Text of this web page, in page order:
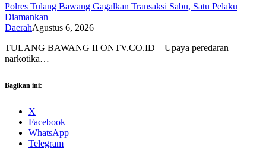
Polres Tulang Bawang Gagalkan Transaksi Sabu, Satu Pelaku
Diamankan
DaerahAgustus 6, 2026
TULANG BAWANG II ONTV.CO.ID – Upaya peredaran
narkotika…
Bagikan ini:
X
Facebook
WhatsApp
Telegram